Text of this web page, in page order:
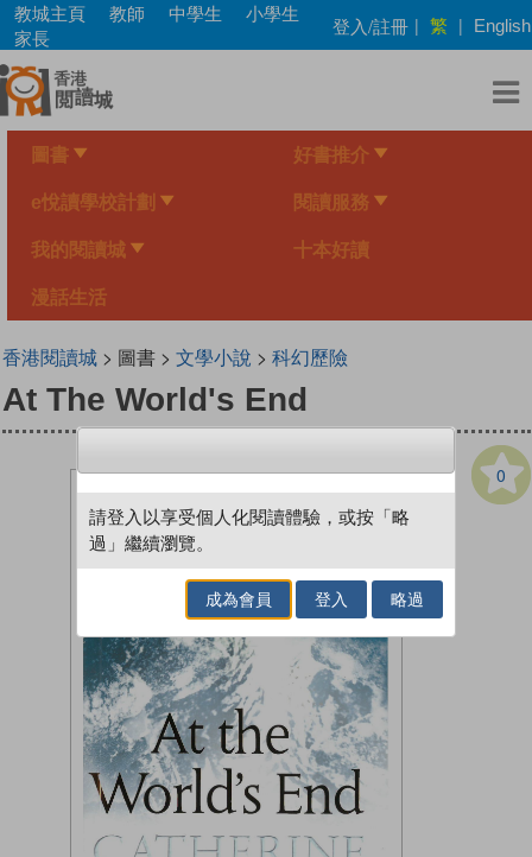
Skip
main
content
教城主頁 教師 中學生
小學生
家長
登入/註冊 | 繁 | English
圖書 好書推介
e悅讀學校計劃 閱讀服務
我的閱讀城 十本好讀
漫話生活
香港閱讀城> 圖書 > 文學小說 > 科幻歷險
At The World's End
0
請登入以享受個人化閱讀體驗，或按「略
過」繼續瀏覽。
成為會員 登入 略過